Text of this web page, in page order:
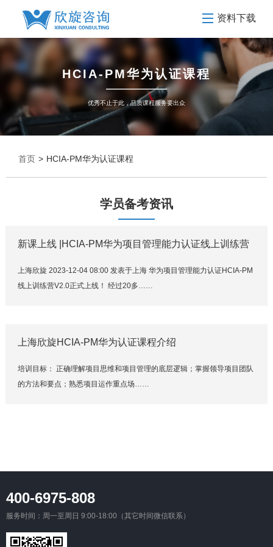
资料下载
HCIA-PM华为认证课程
优秀不止于此，品质课程服务要出众
首页 > HCIA-PM华为认证课程
学员备考资讯
新课上线 |HCIA-PM华为项目管理能力认证线上训练营
上海欣旋 2023-12-04 08:00 发表于上海 华为项目管理能力认证HCIA-PM
线上训练营V2.0正式上线！ 经过20多……
上海欣旋HCIA-PM华为认证课程介绍
培训目标： 正确理解项目思维和项目管理的底层逻辑；掌握领导项目团队
的方法和要点；熟悉项目运作重点场……
400-6975-808
服务时间：周一至周日 9:00-18:00（其它时间微信联系）